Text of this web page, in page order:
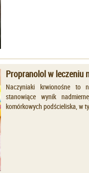
Propranolol w leczeniu
Naczyniaki krwionośne to
stanowiące wynik
komórkowych podścieliska, w